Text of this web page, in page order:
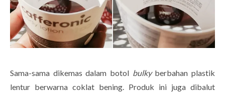
Sama-sama dikemas dalam botol bulkyberbahan plastik
lentur berwarna coklat bening. Produk ini juga dibalut